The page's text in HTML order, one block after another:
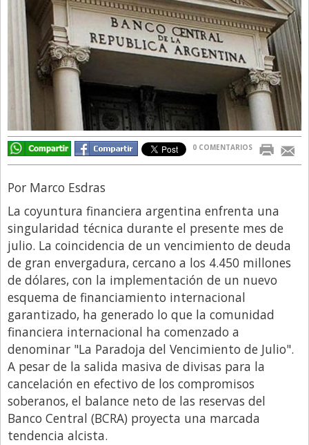
Directivos
Ecología y Ambiente
Economía
El Experto
El Innovador
El Precio Que Yo Ví
Entrevista
Entrevista Exclusiva
Finanzas
Gastronomia
Internacionales
La Opinión del Director
Legales
Libro de Quejas
Medios
Millonarios
Minuto Lanzamiento
Negocios
0 COMENTARIOS
Por Marco Esdras
La coyuntura financiera argentina enfrenta una
singularidad técnica durante el presente mes de
julio. La coincidencia de un vencimiento de deuda
de gran envergadura, cercano a los 4.450 millones
de dólares, con la implementación de un nuevo
esquema de financiamiento internacional
garantizado, ha generado lo que la comunidad
financiera internacional ha comenzado a
denominar "La Paradoja del Vencimiento de Julio".
A pesar de la salida masiva de divisas para la
cancelación en efectivo de los compromisos
soberanos, el balance neto de las reservas del
Banco Central (BCRA) proyecta una marcada
tendencia alcista.